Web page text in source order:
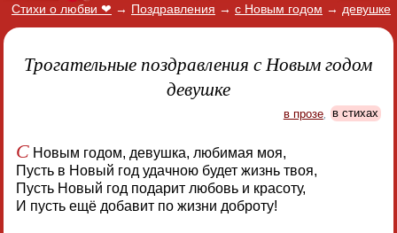
Стихи о любви ❤ → Поздравления → с Новым годом → девушке
Трогательные поздравления с Новым годом
девушке
в прозе, в стихах
СНовым годом, девушка, любимая моя,
Пусть в Новый год удачною будет жизнь твоя,
Пусть Новый год подарит любовь и красоту,
И пусть ещё добавит по жизни доброту!